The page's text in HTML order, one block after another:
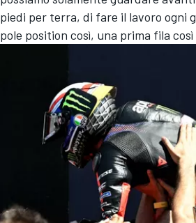
piedi per terra, di fare il lavoro ogni
pole position così, una prima fila